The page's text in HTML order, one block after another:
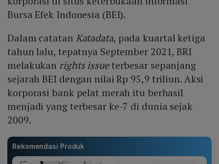
Bursa Efek Indonesia (BEI).
Dalam catatan Katadata, pada kuartal ketiga
tahun lalu, tepatnya September 2021, BRI
melakukan rights issueterbesar sepanjang
sejarah BEI dengan nilai Rp 95,9 triliun. Aksi
korporasi bank pelat merah itu berhasil
menjadi yang terbesar ke-7 di dunia sejak
2009.
Rekomendasi Produk